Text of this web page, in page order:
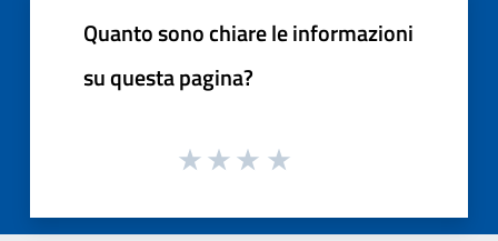
Quanto sono chiare le informazioni
su questa pagina?